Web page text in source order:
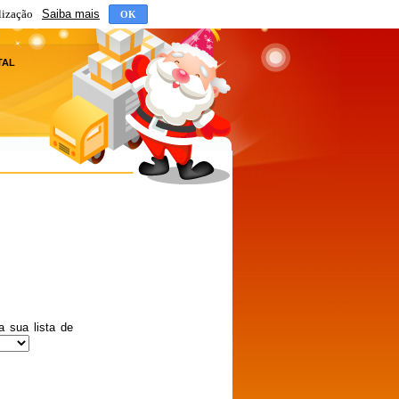
Saiba mais OK
sua lista de